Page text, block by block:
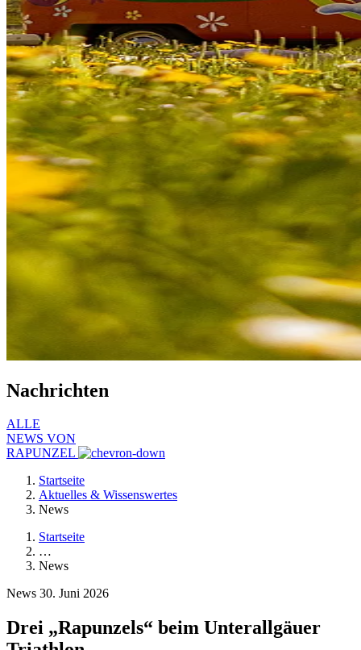
Nachrichten
ALLE
NEWS VON
RAPUNZEL
Startseite
Aktuelles & Wissenswertes
News
Startseite
…
News
News 30. Juni 2026
Drei „Rapunzels“ beim Unterallgäuer